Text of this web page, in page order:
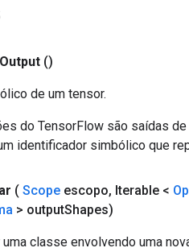
Output ()
de um tensor.
do TensorFlow são saídas
identificador simbólico que
( Scope escopo, Iterable <
> outputShapes)
classe envolvendo uma